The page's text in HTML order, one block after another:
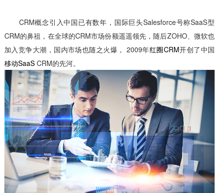
CRM概念引入中国已有数年，国际巨头Salesforce号称SaaS型
CRM的鼻祖，在全球的CRM市场份额遥遥领先，随后ZOHO、微软也
加入竞争大潮，国内市场也随之火爆， 2009年红圈CRM开创了中国
移动SaaSCRM的先河。